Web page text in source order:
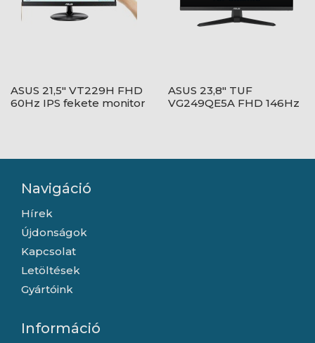
ASUS 21,5" VT229H FHD
60Hz IPS fekete monitor
ASUS 23,8" TUF
VG249QE5A FHD 146Hz
Navigáció
Hírek
Újdonságok
Kapcsolat
Letöltések
Gyártóink
Információ